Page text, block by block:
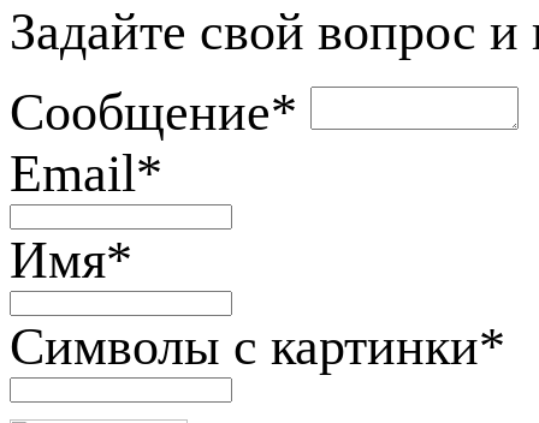
Задайте свой вопрос
Сообщение*
Email*
Имя*
Символы с картинки*